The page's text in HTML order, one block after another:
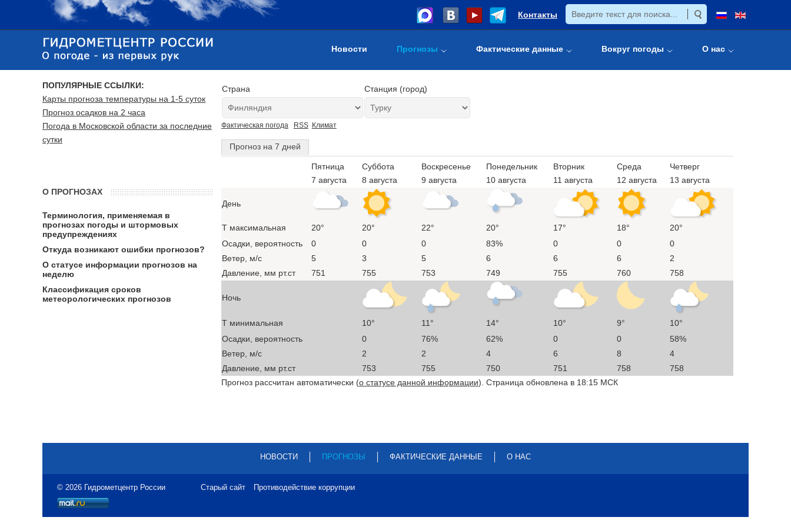
Контакты
Новости Прогнозы Фактические данные Вокруг погоды О нас
Страна Станция (город)
Фактическая погода RSS Климат
Прогноз на 7 дней
Пятница
7 августа
Суббота
8 августа
Воскресенье
9 августа
Понедельник
10 августа
Вторник
11 августа
Среда
12 августа
Четверг
13 августа
День
T максимальная 20° 20° 22° 20° 17° 18°
20°
Осадки, вероятность
0 0 0 83% 0 0
0
Ветер, м/с
5 3 5 6 6 6
2
Давление, мм рт.ст
751 755 753 749 755 760 758
Ночь
T минимальная 10° 11° 14° 10° 9°
10°
Осадки, вероятность
0 76% 62% 0 0
58%
Ветер, м/с
2 2 4 6 8
4
Давление, мм рт.ст
753 755 750 751 758
758
Прогноз рассчитан автоматически (о статусе данной информации). Страница обновлена в 18:15 МСК
ПОПУЛЯРНЫЕ ССЫЛКИ:
Карты прогноза температуры на 1-5 суток
Прогноз осадков на 2 часа
Погода в Московской области за последние
сутки
О ПРОГНОЗАХ
Терминология, применяемая в
прогнозах погоды и штормовых
предупреждениях
Откуда возникают ошибки прогнозов?
О статусе информации прогнозов на
неделю
Классификация сроков
метеорологических прогнозов
НОВОСТИ ПРОГНОЗЫ ФАКТИЧЕСКИЕ ДАННЫЕ О НАС
© 2026 Гидрометцентр России Старый сайт Противодействие коррупции